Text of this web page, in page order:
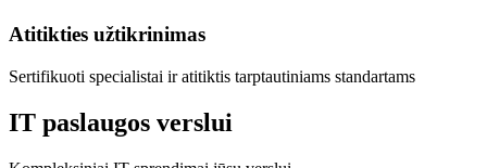
Atitikties užtikrinimas
Sertifikuoti specialistai ir atitiktis tarptautiniams standartams
IT paslaugos verslui